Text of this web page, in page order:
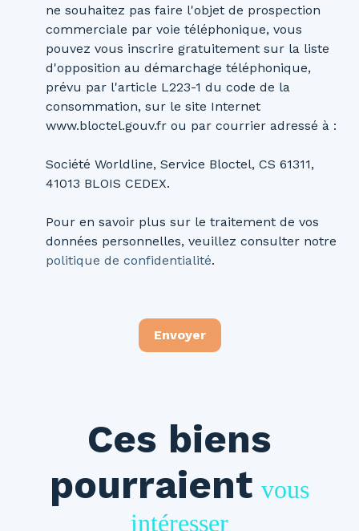
ne souhaitez pas faire l'objet de prospection
commerciale par voie téléphonique, vous
pouvez vous inscrire gratuitement sur la liste
d'opposition au démarchage téléphonique,
prévu par l'article L223-1 du code de la
consommation, sur le site Internet
www.bloctel.gouv.fr ou par courrier adressé à :
Société Worldline, Service Bloctel, CS 61311,
41013 BLOIS CEDEX.
Pour en savoir plus sur le traitement de vos
données personnelles, veuillez consulter notre
politique de confidentialité.
Envoyer
Ces biens
pourraient vous
intéresser